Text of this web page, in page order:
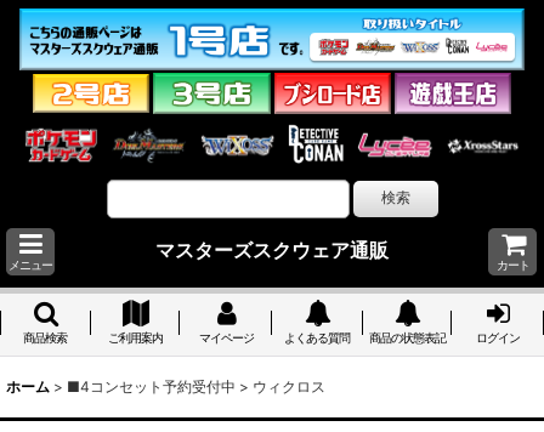
メニュー
マスターズスクウェア通販
カート
商品検索 ご利用案内 マイページ よくある質問 商品の状態表記 ログイン
ホーム > ■4コンセット予約受付中 > ウィクロス